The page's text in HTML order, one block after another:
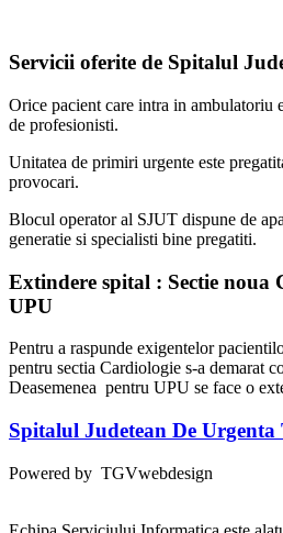
Servicii oferite de Spitalul
Orice pacient care intra in ambulatoriu
de profesionisti.
Unitatea de primiri urgente este
provocari.
Blocul operator al SJUT dispune de
generatie si specialisti bine pregatiti.
Extindere spital : Sectie noua
UPU
Pentru a raspunde exigentelor
pentru sectia Cardiologie s-a demarat
Deasemenea pentru UPU se face o
Spitalul Judetean De Urgenta
Powered by TGVwebdesign